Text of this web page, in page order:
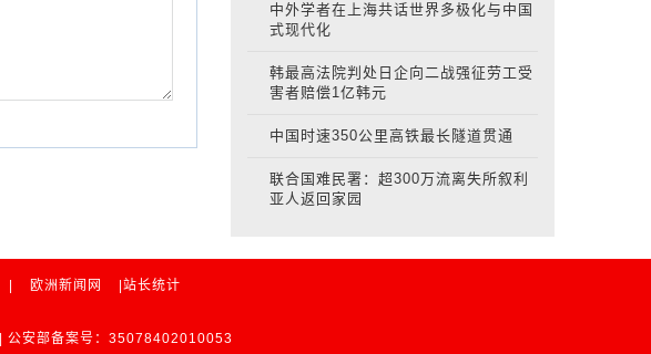
中外学者在上海共话世界多极化与中国
式现代化
韩最高法院判处日企向二战强征劳工受
害者赔偿1亿韩元
中国时速350公里高铁最长隧道贯通
联合国难民署：超300万流离失所叙利
亚人返回家园
欧洲新闻网 |站长统计
| 公安部备案号：35078402010053